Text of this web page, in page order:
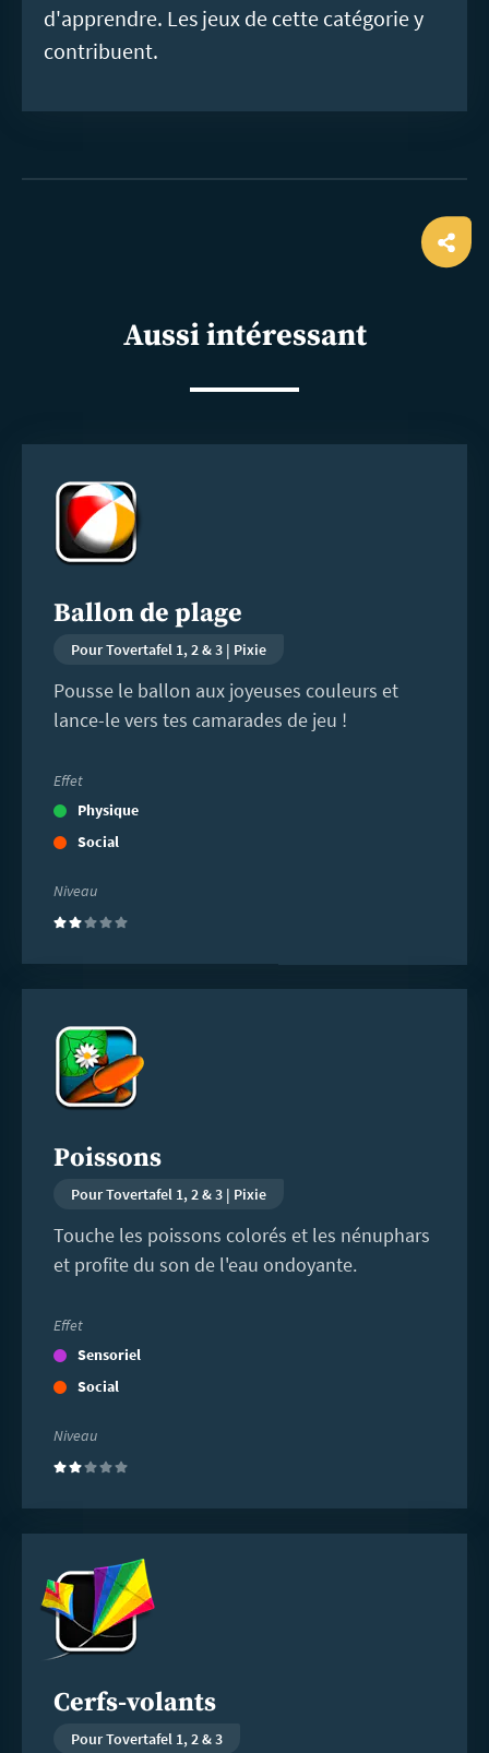
d'apprendre. Les jeux de cette catégorie y
contribuent.
Aussi intéressant
Ballon de plage
Pour Tovertafel 1, 2 & 3 | Pixie
Pousse le ballon aux joyeuses couleurs et
lance-le vers tes camarades de jeu !
Effet
Physique
Social
Niveau
(2)
savoir
Poissons
Pour Tovertafel 1, 2 & 3 | Pixie
Touche les poissons colorés et les nénuphars
et profite du son de l'eau ondoyante.
Effet
Sensoriel
Social
Niveau
(2)
savoir
plus
Cerfs-volants
Pour Tovertafel 1, 2 & 3
savoir
plus